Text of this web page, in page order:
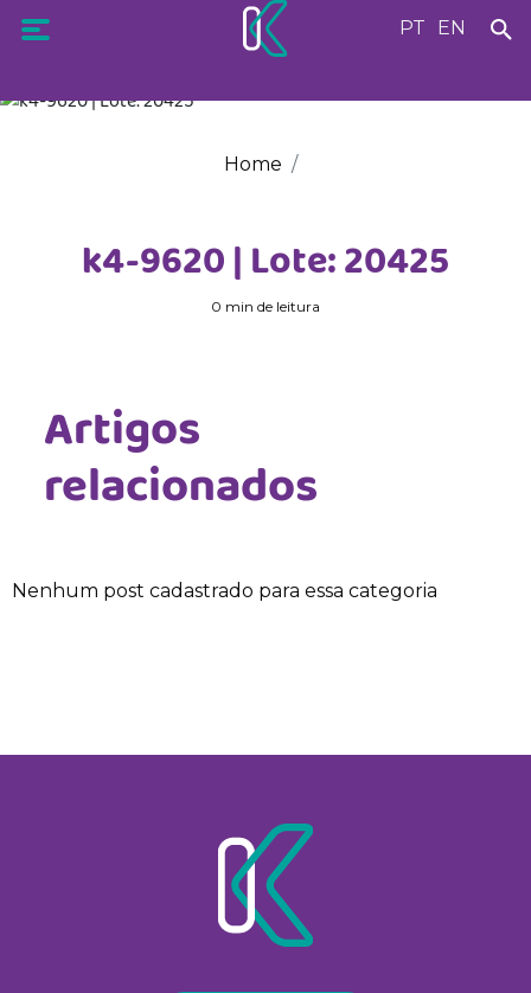
PT EN
Home
k4-9620 | Lote: 20425
0 min de leitura
Artigos
relacionados
Nenhum post cadastrado para essa categoria